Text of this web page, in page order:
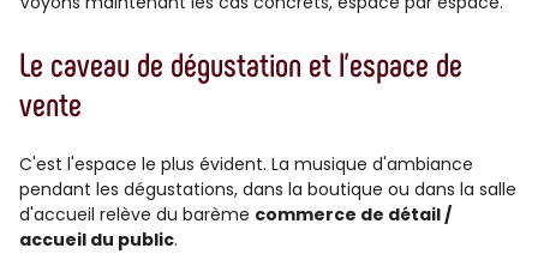
Le caveau de dégustation et l'espace de
vente
C'est l'espace le plus évident. La musique d'ambiance
pendant les dégustations, dans la boutique ou dans la salle
d'accueil relève du barème commerce de détail /
accueil du public.